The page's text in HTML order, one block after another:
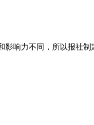
影响力不同，所以报社